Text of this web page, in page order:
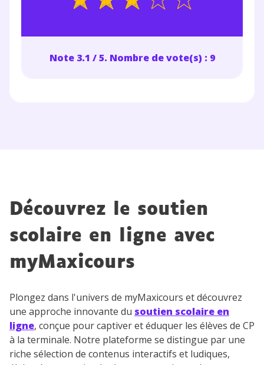
Note 3.1 / 5. Nombre de vote(s) : 9
Découvrez le soutien
scolaire en ligne avec
myMaxicours
Plongez dans l'univers de myMaxicours et découvrez
une approche innovante du soutien scolaire en
ligne, conçue pour captiver et éduquer les élèves de CP
à la terminale. Notre plateforme se distingue par une
riche sélection de contenus interactifs et ludiques,